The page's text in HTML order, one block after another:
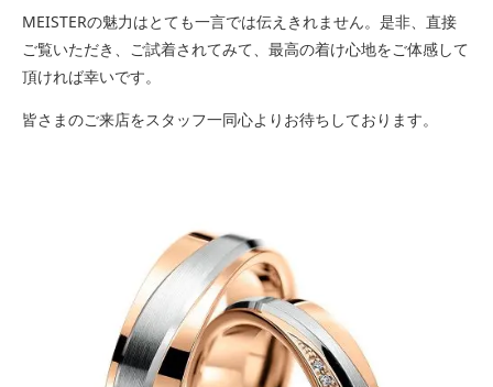
MEISTERの魅力はとても一言では伝えきれません。是非、直接
ご覧いただき、ご試着されてみて、最高の着け心地をご体感して
頂ければ幸いです。
皆さまのご来店をスタッフ一同心よりお待ちしております。